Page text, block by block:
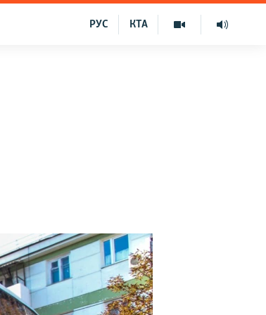
КТА
РУС